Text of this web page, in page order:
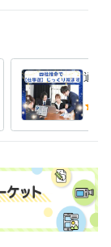
適職
キャ
に